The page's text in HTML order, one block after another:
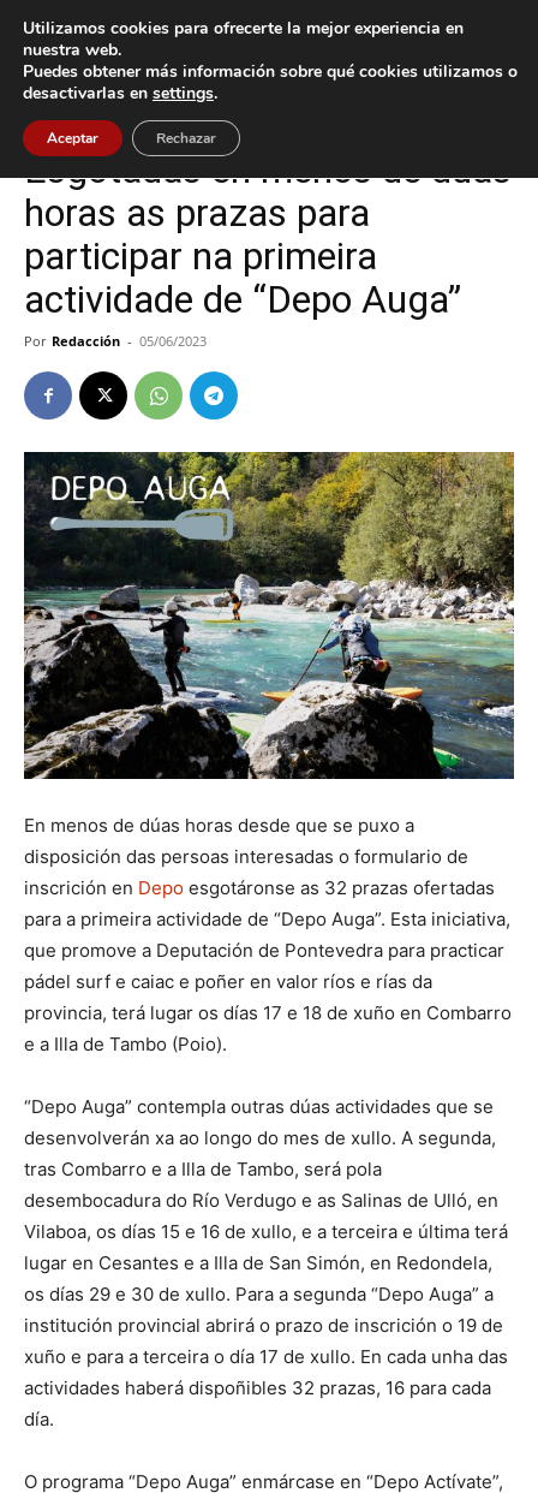
Inicio Tui
Tui
Esgotadas en menos de dúas
horas as prazas para
participar na primeira
actividade de “Depo Auga”
Por Redacción - 05/06/2023
En menos de dúas horas desde que se puxo a
disposición das persoas interesadas o formulario de
inscrición en Depo esgotáronse as 32 prazas ofertadas
para a primeira actividade de “Depo Auga”. Esta iniciativa,
que promove a Deputación de Pontevedra para practicar
pádel surf e caiac e poñer en valor ríos e rías da
provincia, terá lugar os días 17 e 18 de xuño en Combarro
e a Illa de Tambo (Poio).
“Depo Auga” contempla outras dúas actividades que se
desenvolverán xa ao longo do mes de xullo. A segunda,
tras Combarro e a Illa de Tambo, será pola
desembocadura do Río Verdugo e as Salinas de Ulló, en
Vilaboa, os días 15 e 16 de xullo, e a terceira e última terá
lugar en Cesantes e a Illa de San Simón, en Redondela,
os días 29 e 30 de xullo. Para a segunda “Depo Auga” a
institución provincial abrirá o prazo de inscrición o 19 de
xuño e para a terceira o día 17 de xullo. En cada unha das
actividades haberá dispoñibles 32 prazas, 16 para cada
día.
O programa “Depo Auga” enmárcase en “Depo Actívate”,
Utilizamos cookies para ofrecerte la mejor experiencia en
nuestra web.
Puedes obtener más información sobre qué cookies utilizamos o
desactivarlas en settings.
Aceptar Rechazar